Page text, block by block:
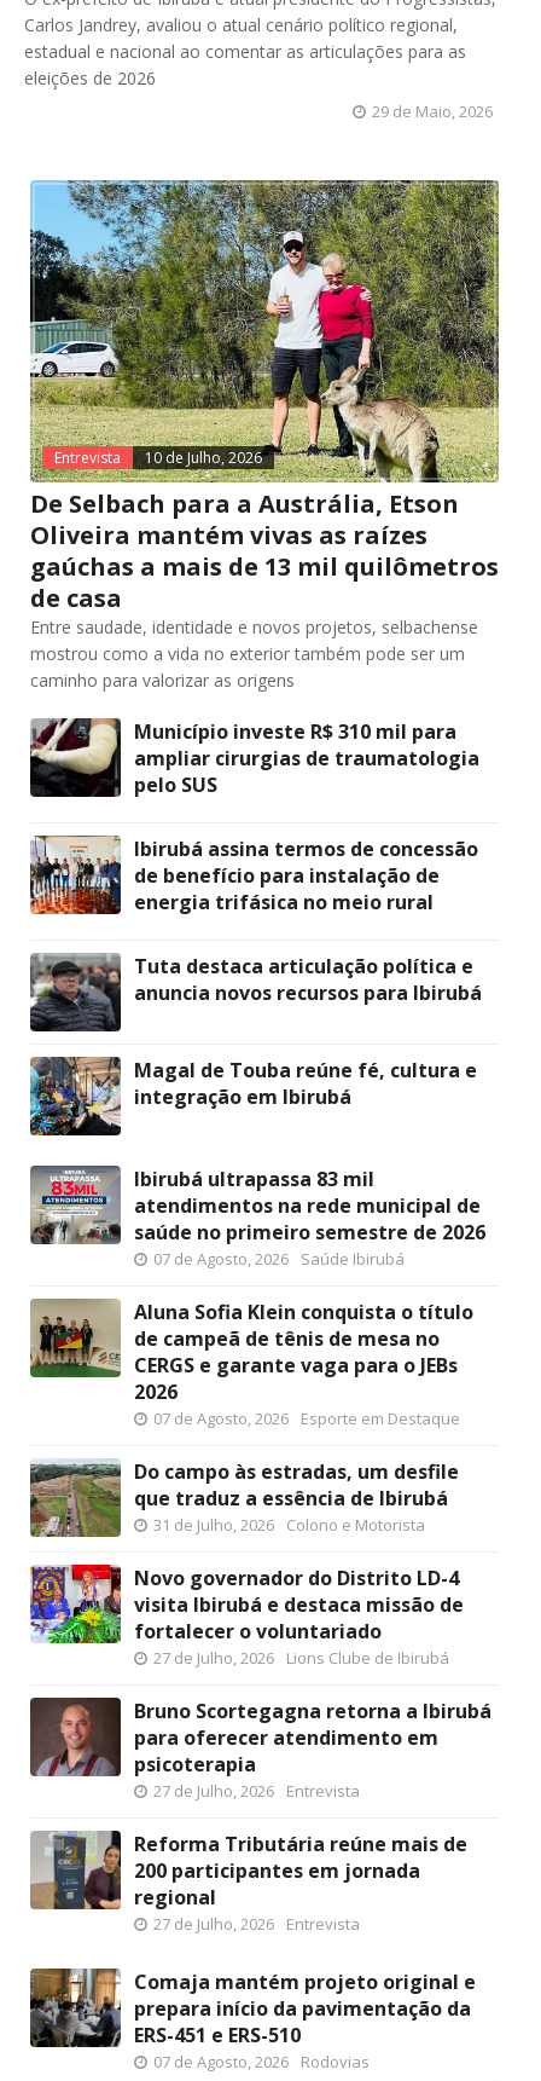
Carlos Jandrey, avaliou o atual cenário político regional,
estadual e nacional ao comentar as articulações para as
eleições de 2026
29 de Maio, 2026
Entrevista 10 de Julho, 2026
De Selbach para a Austrália, Etson
Oliveira mantém vivas as raízes
gaúchas a mais de 13 mil quilômetros
de casa
Entre saudade, identidade e novos projetos, selbachense
mostrou como a vida no exterior também pode ser um
caminho para valorizar as origens
Município investe R$ 310 mil para
ampliar cirurgias de traumatologia
pelo SUS
Ibirubá assina termos de concessão
de benefício para instalação de
energia trifásica no meio rural
Tuta destaca articulação política e
anuncia novos recursos para Ibirubá
Magal de Touba reúne fé, cultura e
integração em Ibirubá
Ibirubá ultrapassa 83 mil
atendimentos na rede municipal de
saúde no primeiro semestre de 2026
07 de Agosto, 2026 Saúde Ibirubá
Aluna Sofia Klein conquista o título
de campeã de tênis de mesa no
CERGS e garante vaga para o JEBs
2026
07 de Agosto, 2026 Esporte em Destaque
Do campo às estradas, um desfile
que traduz a essência de Ibirubá
31 de Julho, 2026 Colono e Motorista
Novo governador do Distrito LD-4
visita Ibirubá e destaca missão de
fortalecer o voluntariado
27 de Julho, 2026 Lions Clube de Ibirubá
Bruno Scortegagna retorna a Ibirubá
para oferecer atendimento em
psicoterapia
27 de Julho, 2026 Entrevista
Reforma Tributária reúne mais de
200 participantes em jornada
regional
27 de Julho, 2026 Entrevista
Comaja mantém projeto original e
prepara início da pavimentação da
ERS-451 e ERS-510
07 de Agosto, 2026 Rodovias